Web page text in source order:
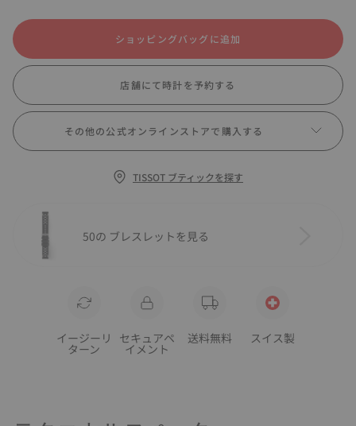
ショッピングバッグに追加
店舗にて時計を予約する
その他の公式オンラインストアで購入する
TISSOT ブティックを探す
50の ブレスレットを見る
イージーリ
ターン
セキュアペ
イメント
送料無料 スイス製